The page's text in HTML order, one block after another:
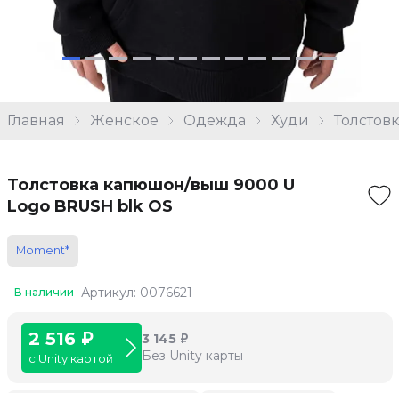
Главная Женское Одежда Худи
Толстовка капюшон/выш 9000 U
Logo BRUSH blk OS
Moment*
В наличии Артикул: 0076621
2 516 ₽
с Unity картой
3 145 ₽
Без Unity карты